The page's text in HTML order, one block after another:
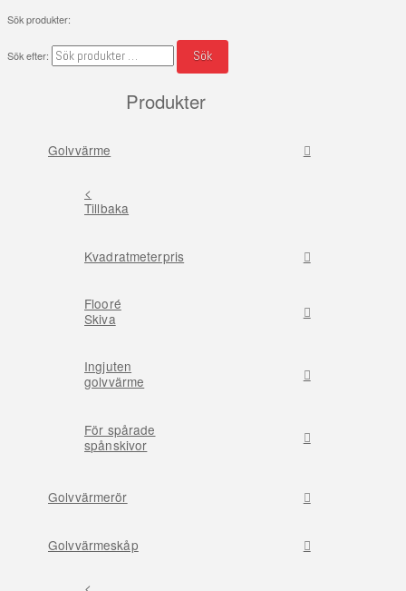
Sök produkter:
Sök efter: Sök
Produkter
Golvvärme
<
Tillbaka
Kvadratmeterpris
Flooré
Skiva
Ingjuten
golvvärme
För spårade
spånskivor
Golvvärmerör
Golvvärmeskåp
<